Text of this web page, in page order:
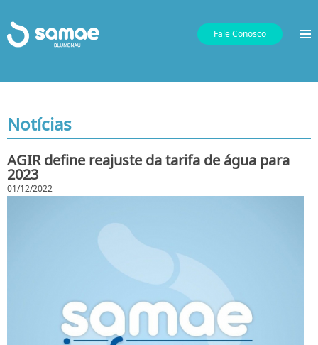
Fale Conosco
Notícias
AGIR define reajuste da tarifa de água para
2023
01/12/2022